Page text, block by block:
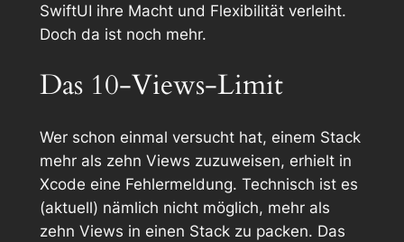
SwiftUI ihre Macht und Flexibilität verleiht.
Doch da ist noch mehr.
Das 10-Views-Limit
Wer schon einmal versucht hat, einem Stack
mehr als zehn Views zuzuweisen, erhielt in
Xcode eine Fehlermeldung. Technisch ist es
(aktuell) nämlich nicht möglich, mehr als
zehn Views in einen Stack zu packen. Das